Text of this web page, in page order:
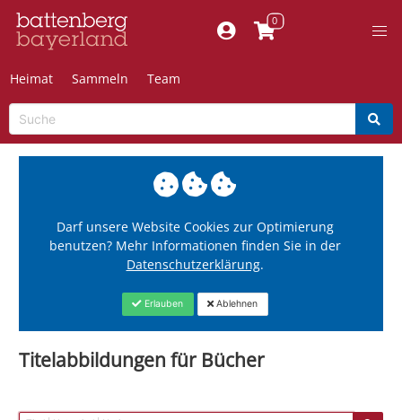
Heimat Sammeln Team
Darf unsere Website Cookies zur Optimierung
benutzen? Mehr Informationen finden Sie in der
Datenschutzerklärung.
Erlauben Ablehnen
Titelabbildungen für Bücher